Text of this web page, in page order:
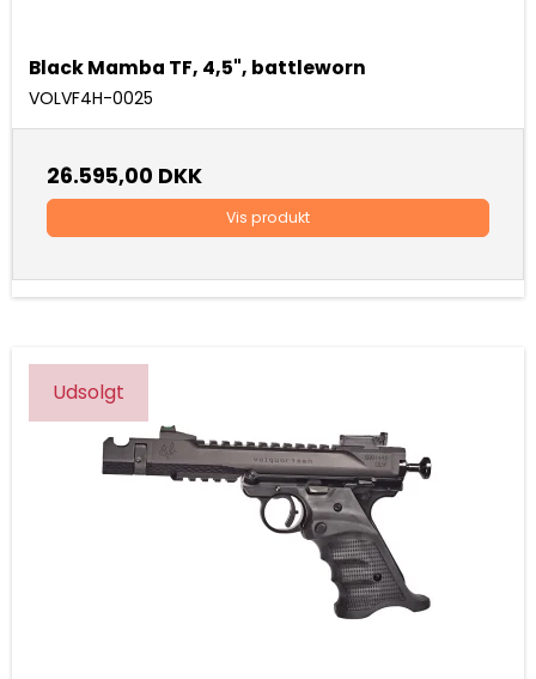
Black Mamba TF, 4,5", battleworn
VOLVF4H-0025
26.595,00 DKK
Vis produkt
Udsolgt